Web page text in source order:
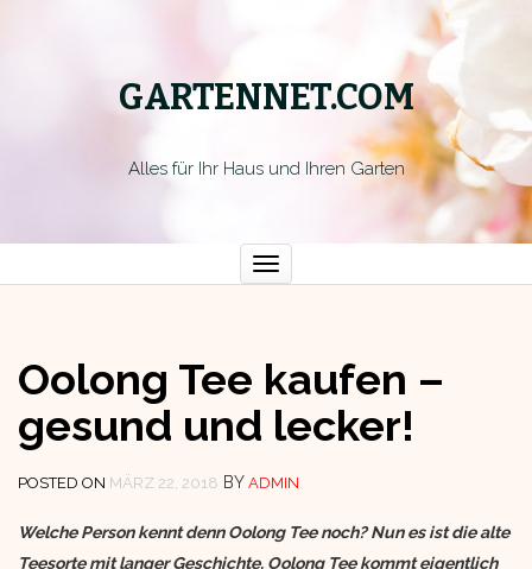
GARTENNET.COM
Alles für Ihr Haus und Ihren Garten
Toggle
navigation
Oolong Tee kaufen –
gesund und lecker!
POSTED ON MÄRZ 22, 2018 BY ADMIN
Welche Person kennt denn Oolong Tee noch? Nun es ist die alte
Teesorte mit langer Geschichte. Oolong Tee kommt eigentlich